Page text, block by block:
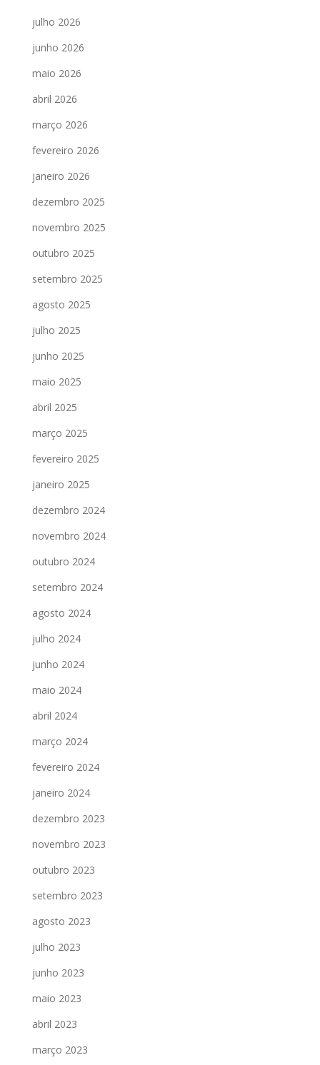
julho 2026
junho 2026
maio 2026
abril 2026
março 2026
fevereiro 2026
janeiro 2026
dezembro 2025
novembro 2025
outubro 2025
setembro 2025
agosto 2025
julho 2025
junho 2025
maio 2025
abril 2025
março 2025
fevereiro 2025
janeiro 2025
dezembro 2024
novembro 2024
outubro 2024
setembro 2024
agosto 2024
julho 2024
junho 2024
maio 2024
abril 2024
março 2024
fevereiro 2024
janeiro 2024
dezembro 2023
novembro 2023
outubro 2023
setembro 2023
agosto 2023
julho 2023
junho 2023
maio 2023
abril 2023
março 2023